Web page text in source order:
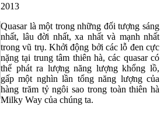
Quasar là một trong những đối tượng sáng
nhất, lâu đời nhất, xa nhất và mạnh nhất
trong vũ trụ. Khởi động bởi các lỗ đen cực
nặng tại trung tâm thiên hà, các quasar có
thể phát ra lượng năng lượng khổng lồ,
gấp một nghìn lần tổng năng lượng của
hàng trăm tỷ ngôi sao trong toàn thiên hà
Milky Way của chúng ta.